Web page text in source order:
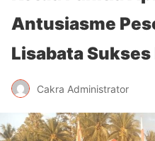
Antusiasme
Lisabata
Cakra Administrator